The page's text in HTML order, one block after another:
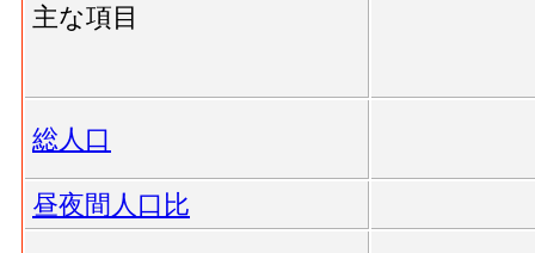
主な項目
総人口
昼夜間人口比